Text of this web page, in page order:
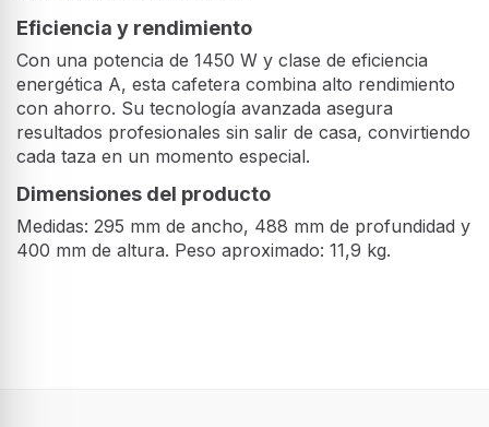
Eficiencia y rendimiento
Con una potencia de 1450 W y clase de eficiencia
energética A, esta cafetera combina alto rendimiento
con ahorro. Su tecnología avanzada asegura
resultados profesionales sin salir de casa, convirtiendo
cada taza en un momento especial.
Dimensiones del producto
Medidas: 295 mm de ancho, 488 mm de profundidad y
400 mm de altura. Peso aproximado: 11,9 kg.